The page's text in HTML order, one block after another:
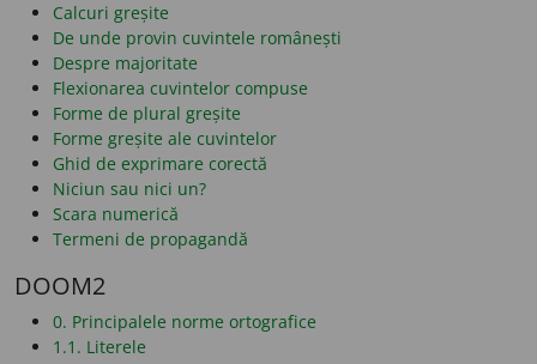
Calcuri greșite
De unde provin cuvintele românești
Despre majoritate
Flexionarea cuvintelor compuse
Forme de plural greșite
Forme greșite ale cuvintelor
Ghid de exprimare corectă
Niciun sau nici un?
Scara numerică
Termeni de propagandă
DOOM2
0. Principalele norme ortografice
1.1. Literele